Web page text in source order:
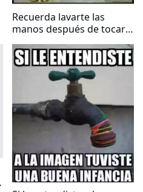
Recuerda lavarte las
manos después de tocar a
los animales